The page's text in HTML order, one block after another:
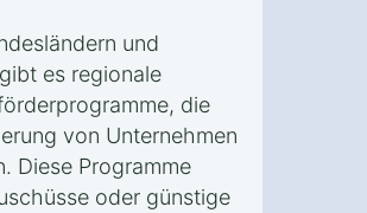
und
es regionale
die
von Unternehmen
Diese Programme
oder günstige